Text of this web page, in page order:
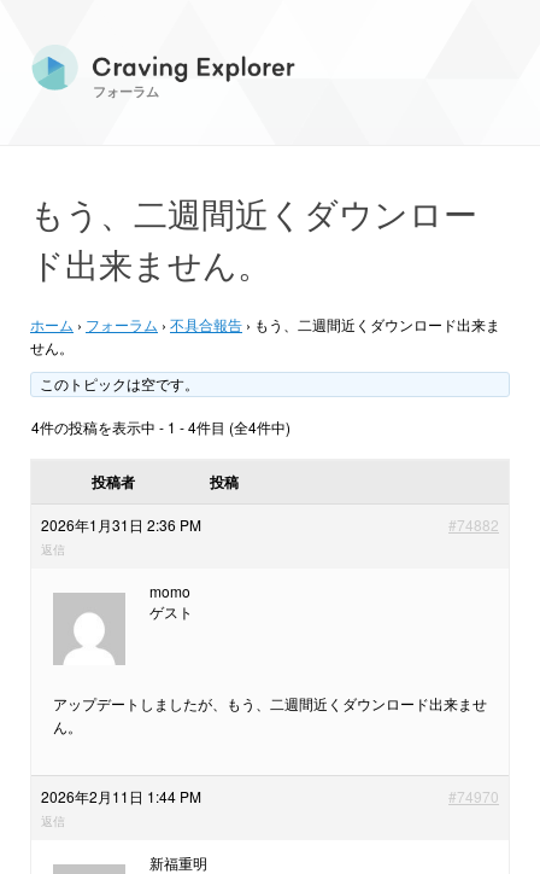
フォーラム
もう、二週間近くダウンロー
ド出来ません。
ホーム › フォーラム › 不具合報告 › もう、二週間近くダウンロード出来ま
せん。
このトピックは空です。
4件の投稿を表示中 - 1 - 4件目 (全4件中)
投稿者 投稿
2026年1月31日 2:36 PM #74882
返信
momo
ゲスト
アップデートしましたが、もう、二週間近くダウンロード出来ませ
ん。
2026年2月11日 1:44 PM #74970
返信
新福重明